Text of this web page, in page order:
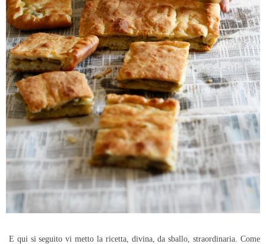
E qui si seguito vi metto la ricetta, divina, da sballo, straordinaria. Come